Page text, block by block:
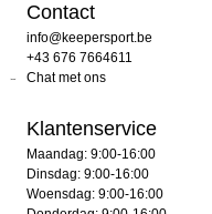
Contact
info@keepersport.be
+43 676 7664611
Chat met ons
Klantenservice
Maandag: 9:00-16:00
Dinsdag: 9:00-16:00
Woensdag: 9:00-16:00